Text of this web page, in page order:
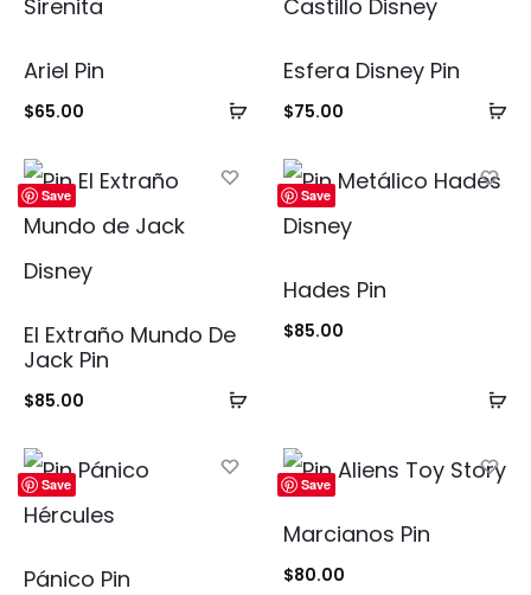
Añadir
carrito
Ariel Pin
$65.00
Esfera Disney Pin
$75.00
Save
Añadir
carrito
El Extraño Mundo De
Jack Pin
$85.00
Save
Hades Pin
$85.00
Save
Pánico Pin
Save
Marcianos Pin
$80.00